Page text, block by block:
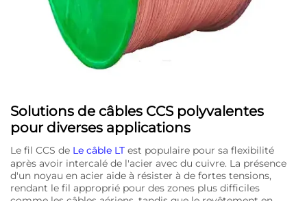
Solutions de câbles CCS polyvalentes
pour diverses applications
Le fil CCS de Le câble LT est populaire pour sa flexibilité
après avoir intercalé de l'acier avec du cuivre. La présence
d'un noyau en acier aide à résister à de fortes tensions,
rendant le fil approprié pour des zones plus difficiles